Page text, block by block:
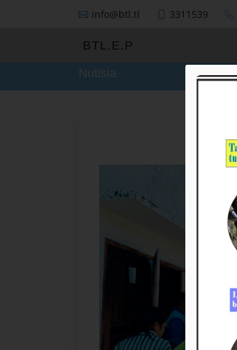
info@btl.tl 3311539
BTL,E.P
Nutisia